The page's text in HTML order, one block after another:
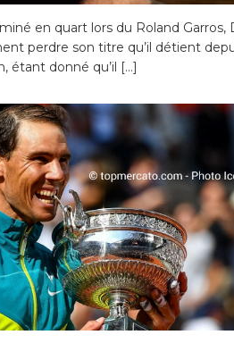
en quart lors du Roland
perdre son titre qu’il détient
étant donné qu’il […]